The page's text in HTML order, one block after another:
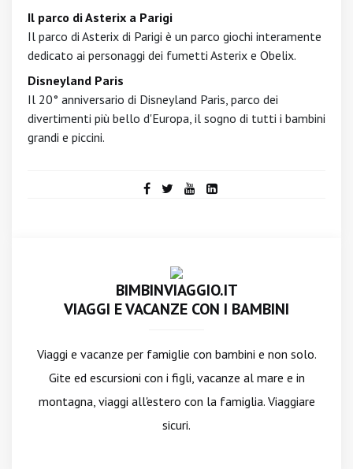
Il parco di Asterix a Parigi
Il parco di Asterix di Parigi è un parco giochi interamente
dedicato ai personaggi dei fumetti Asterix e Obelix.
Disneyland Paris
Il 20° anniversario di Disneyland Paris, parco dei
divertimenti più bello d'Europa, il sogno di tutti i bambini
grandi e piccini.
BIMBINVIAGGIO.IT
VIAGGI E VACANZE CON I BAMBINI
Viaggi e vacanze per famiglie con bambini e non solo.
Gite ed escursioni con i figli, vacanze al mare e in
montagna, viaggi all'estero con la famiglia. Viaggiare
sicuri.